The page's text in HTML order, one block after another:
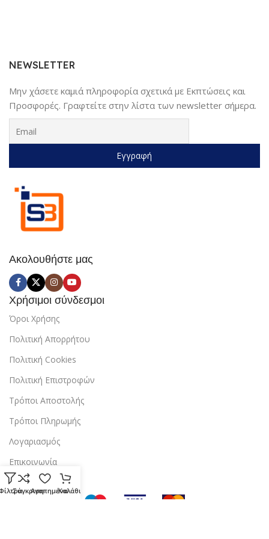
Ακολουθήστε μας
Χρήσιμοι σύνδεσμοι
Όροι Χρήσης
Πολιτική Απορρήτου
Πολιτική Cookies
Πολιτική Επιστροφών
Τρόποι Αποστολής
Τρόποι Πληρωμής
Λογαριασμός
Επικοινωνία
NEWSLETTER
Μην χάσετε καμιά πληροφορία σχετικά με Εκπτώσεις και
Προσφορές. Γραφτείτε στην λίστα των newsletter σήμερα.
ΣύγκρισηΑγαπημέναΚαλάθι